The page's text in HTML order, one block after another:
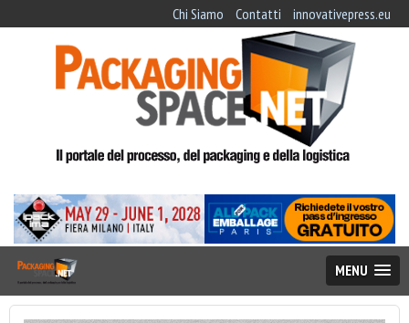
Chi Siamo Contatti innovativepress.eu
MENU